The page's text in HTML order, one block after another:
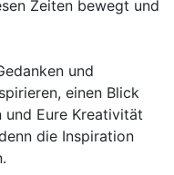
Zeiten bewegt und
und
einen Blick
und Eure Kreativität
die Inspiration